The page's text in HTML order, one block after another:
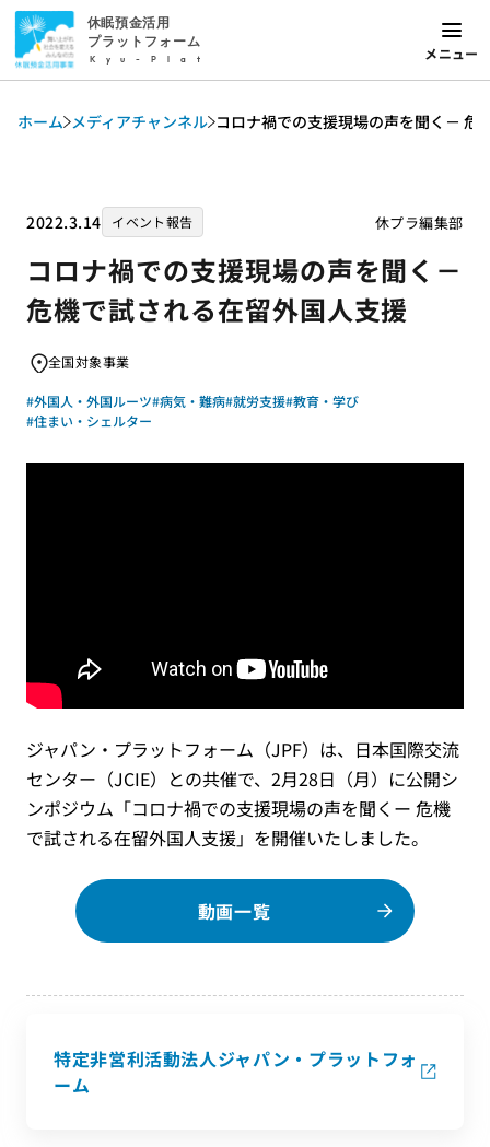
休眠預金活用
プラットフォーム
Kyu-Plat メニュー
ホーム メディアチャンネル コロナ禍での支援現場の声を聞く－ 危
2022.3.14 イベント報告 休プラ編集部
コロナ禍での支援現場の声を聞く－
危機で試される在留外国人支援
全国対象事業
#外国人・外国ルーツ#病気・難病#就労支援#教育・学び
#住まい・シェルター
ジャパン・プラットフォーム（JPF）は、日本国際交流
センター（JCIE）との共催で、2月28日（月）に公開シ
ンポジウム「コロナ禍での支援現場の声を聞くー 危機
で試される在留外国人支援」を開催いたしました。
動画一覧
特定非営利活動法人ジャパン・プラットフォ
ーム